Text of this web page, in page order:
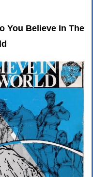
You Believe In The